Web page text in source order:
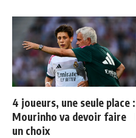
4 joueurs, une seule place :
Mourinho va devoir faire
un choix